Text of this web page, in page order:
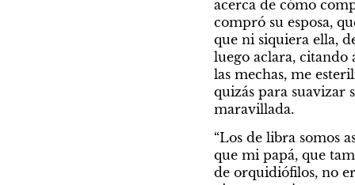
acerca de cómo
compró su esposa,
que ni siquiera ella,
luego aclara, citando
las mechas, me
quizás para suavizar
maravillada.
“Los de libra somos
que mi papá, que
de orquidiófilos, no